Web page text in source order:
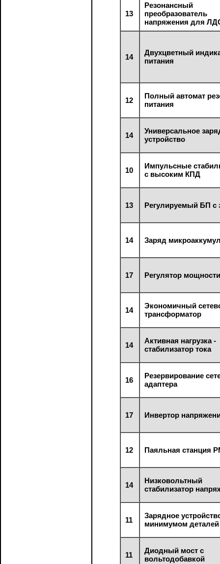
13
Резонансный
преобразователь
напряжения для
14
Двухцветный
питания
12
Полный автомат
питания
14
Универсальное
устройство
10
Импульсные
с высоким КПД
13 Регулируемый БП с
14 Заряд
17 Регулятор
14
Экономичный
трансформатор
14
Активная нагрузка -
стабилизатор тока
16
Резервирование
адаптера
17 Инвертор
12 Паяльная станция
14
Низковольтный
стабилизатор
11
Зарядное
минимумом деталей
11
Диодный мост с
вольтодобавкой